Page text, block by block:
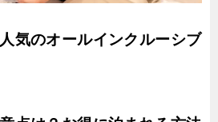
気のオールインクルーシブ